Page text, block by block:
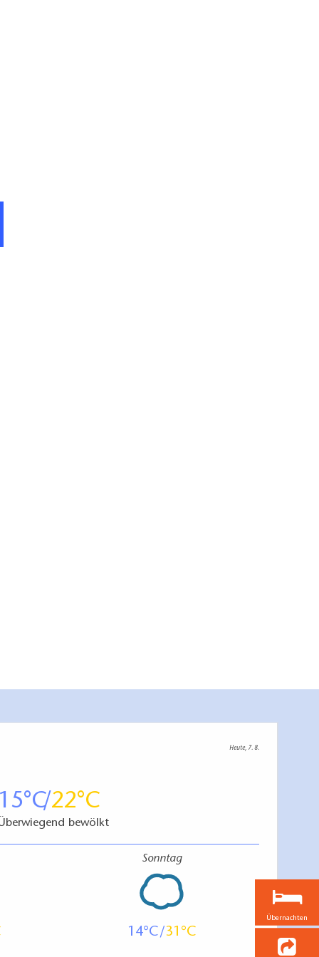
Heute, 7. 8.
15 22
bewölkt
Sonntag
14 31
Übernachten